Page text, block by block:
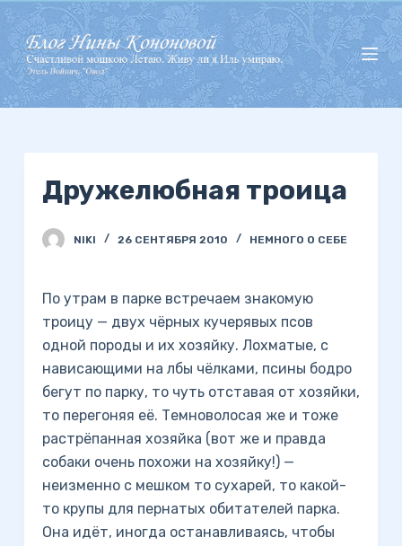
П
е
р
е
й
Дружелюбная троица
NIKI 26 СЕНТЯБРЯ 2010 НЕМНОГО О СЕБЕ
По утрам в парке встречаем знакомую
троицу — двух чёрных кучерявых псов
одной породы и их хозяйку. Лохматые, с
нависающими на лбы чёлками, псины бодро
бегут по парку, то чуть отставая от хозяйки,
то перегоняя её. Темноволосая же и тоже
растрёпанная хозяйка (вот же и правда
собаки очень похожи на хозяйку!) —
неизменно с мешком то сухарей, то какой-
то крупы для пернатых обитателей парка.
Она идёт, иногда останавливаясь, чтобы